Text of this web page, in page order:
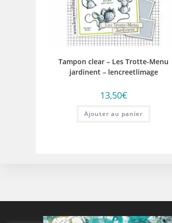
Tampon clear – Les Trotte-Menu
jardinent – lencreetlimage
13,50€
Ajouter au panier